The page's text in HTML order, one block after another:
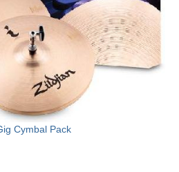
Cymbal Pack